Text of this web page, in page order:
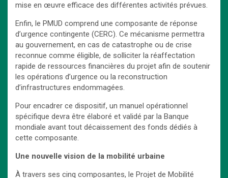
mise en œuvre efficace des différentes activités prévues.
Enfin, le PMUD comprend une composante de réponse
d’urgence contingente (CERC). Ce mécanisme permettra
au gouvernement, en cas de catastrophe ou de crise
reconnue comme éligible, de solliciter la réaffectation
rapide de ressources financières du projet afin de soutenir
les opérations d’urgence ou la reconstruction
d’infrastructures endommagées.
Pour encadrer ce dispositif, un manuel opérationnel
spécifique devra être élaboré et validé par la Banque
mondiale avant tout décaissement des fonds dédiés à
cette composante.
Une nouvelle vision de la mobilité urbaine
À travers ses cinq composantes, le Projet de Mobilité